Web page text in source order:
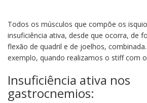
Todos os músculos que compõe os
insuficiência ativa, desde que ocorra, de
flexão de quadril e de joelhos,
exemplo, quando realizamos o stiff com
Insuficiência ativa nos
gastrocnemios: